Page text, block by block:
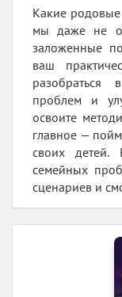
Какие родовые
мы даже не
заложенные
ваш
разобраться
проблем и
освоите
главное —
своих детей.
семейных
сценариев и